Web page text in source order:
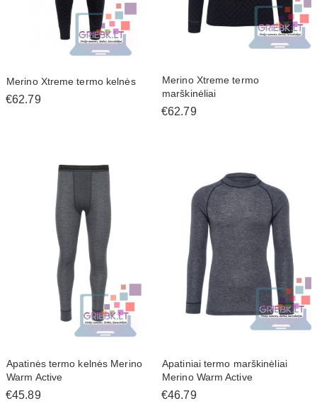
Merino Xtreme termo kelnės
€62.79
Merino Xtreme termo
marškinėliai
€62.79
Apatinės termo kelnės Merino
Warm Active
€45.89
Apatiniai termo marškinėliai
Merino Warm Active
€46.79